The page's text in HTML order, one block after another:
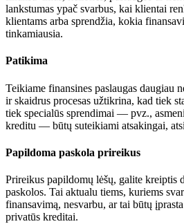
lankstumas ypač svarbus, kai klientai
klientams arba sprendžia, kokia
tinkamiausia.
Patikima
Teikiame finansines paslaugas daugiau
ir skaidrus procesas užtikrina, kad tiek
tiek specialūs sprendimai — pvz.,
kreditu — būtų suteikiami atsakingai,
Papildoma paskola prireikus
Prireikus papildomų lėšų, galite kreiptis
paskolos. Tai aktualu tiems, kuriems
finansavimą, nesvarbu, ar tai būtų
privatūs kreditai.